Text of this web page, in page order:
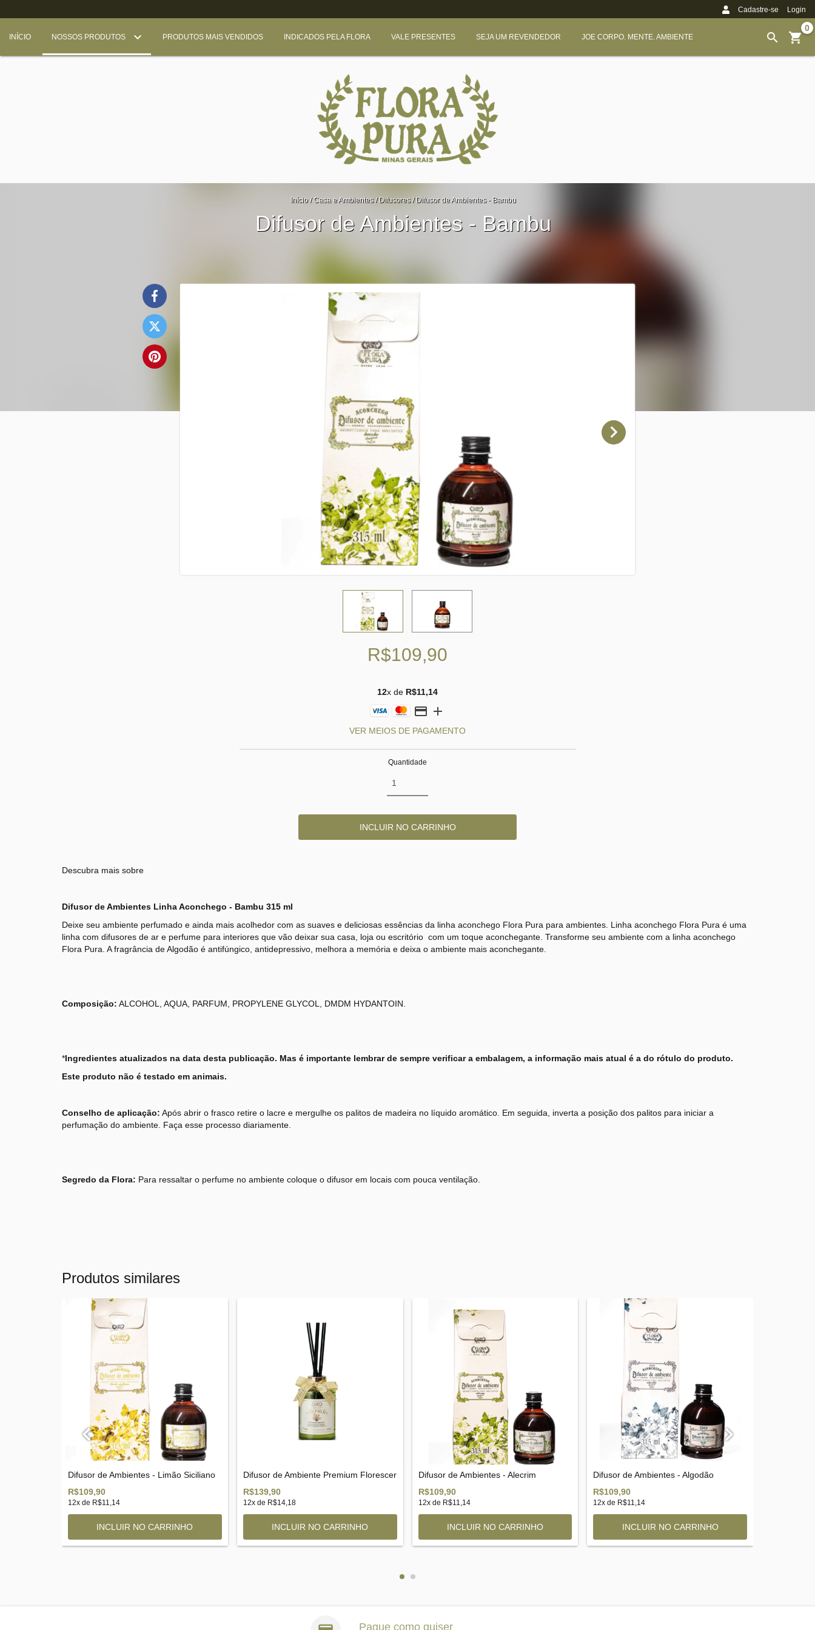
Cadastre-se Login
INÍCIO NOSSOS PRODUTOS PRODUTOS MAIS VENDIDOS INDICADOS PELA FLORA VALE PRESENTES SEJA UM REVENDEDOR JOE CORPO. MENTE. AMBIENTE
0
Início / Casa e Ambientes / Difusores / Difusor de Ambientes - Bambu
Difusor de Ambientes - Bambu
R$109,90
12x de R$11,14
VER MEIOS DE PAGAMENTO
Quantidade
Descubra mais sobre
Difusor de Ambientes Linha Aconchego - Bambu 315 ml
Deixe seu ambiente perfumado e ainda mais acolhedor com as suaves e deliciosas essências da linha aconchego Flora Pura para ambientes. Linha aconchego Flora Pura é uma
linha com difusores de ar e perfume para interiores que vão deixar sua casa, loja ou escritório com um toque aconchegante. Transforme seu ambiente com a linha aconchego
Flora Pura. A fragrância de Algodão é antifúngico, antidepressivo, melhora a memória e deixa o ambiente mais aconchegante.
Composição: ALCOHOL, AQUA, PARFUM, PROPYLENE GLYCOL, DMDM HYDANTOIN.
*Ingredientes atualizados na data desta publicação. Mas é importante lembrar de sempre verificar a embalagem, a informação mais atual é a do rótulo do produto.
Este produto não é testado em animais.
Conselho de aplicação: Após abrir o frasco retire o lacre e mergulhe os palitos de madeira no líquido aromático. Em seguida, inverta a posição dos palitos para iniciar a
perfumação do ambiente. Faça esse processo diariamente.
Segredo da Flora: Para ressaltar o perfume no ambiente coloque o difusor em locais com pouca ventilação.
Produtos similares
Difusor de Ambientes - Limão Siciliano
R$109,90
12x de R$11,14
Difusor de Ambiente Premium Florescer
R$139,90
12x de R$14,18
Difusor de Ambientes - Alecrim
R$109,90
12x de R$11,14
Difusor de Ambientes - Algodão
R$109,90
12x de R$11,14
Pague como quiser